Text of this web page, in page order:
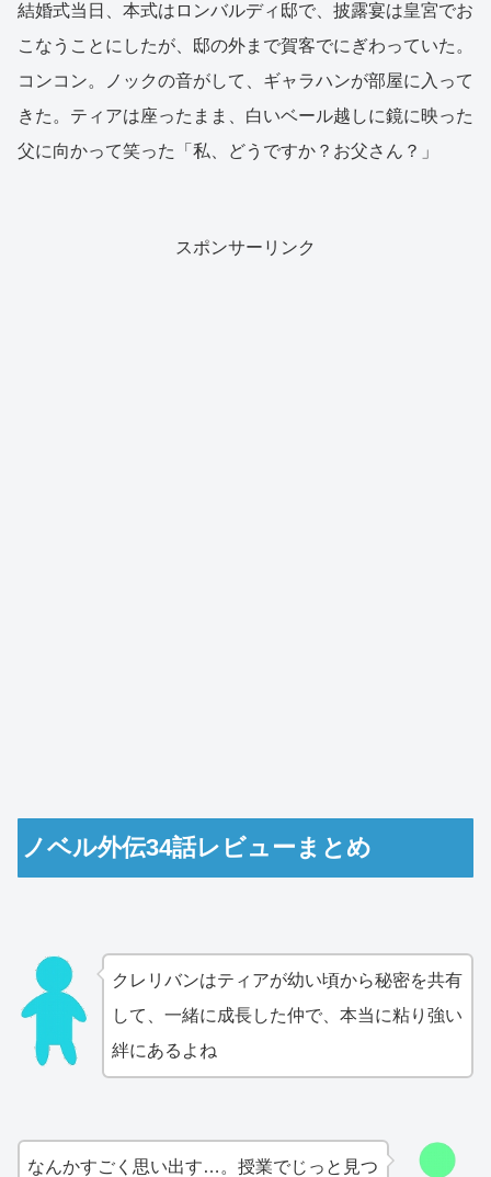
結婚式当日、本式はロンバルディ邸で、披露宴は皇宮でお
こなうことにしたが、邸の外まで賀客でにぎわっていた。
コンコン。ノックの音がして、ギャラハンが部屋に入って
きた。ティアは座ったまま、白いベール越しに鏡に映った
父に向かって笑った「私、どうですか？お父さん？」
スポンサーリンク
ノベル外伝34話レビューまとめ
クレリバンはティアが幼い頃から秘密を共有
して、一緒に成長した仲で、本当に粘り強い
絆にあるよね
なんかすごく思い出す…。授業でじっと見つ